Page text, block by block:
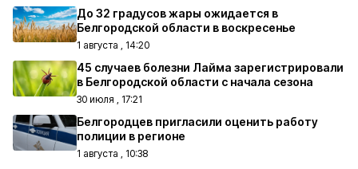
До 32 градусов жары ожидается в
Белгородской области в воскресенье
1 августа , 14:20
45 случаев болезни Лайма зарегистрировали
в Белгородской области с начала сезона
30 июля , 17:21
Белгородцев пригласили оценить работу
полиции в регионе
1 августа , 10:38